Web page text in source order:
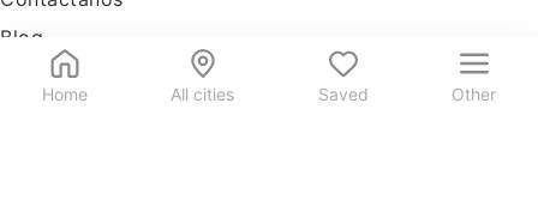
Home All cities Saved Other
Blog
Tools